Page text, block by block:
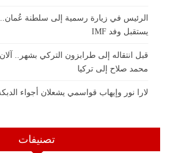
الرئيس في زيارة رسمية إلى سلطنة
يستقبل وفد IMF
قبل انتقاله إلى طرابزون التركي بشهر..
محمد صلاح إلى تركيا
لارا نور وإيهاب قواسمي يشعلان أجواء
تصنيفات